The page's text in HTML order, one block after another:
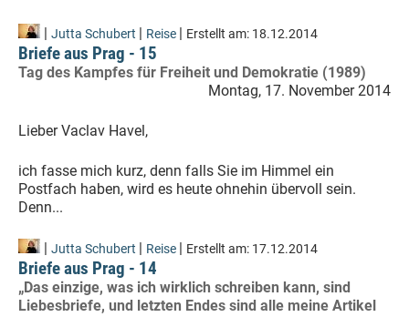
| Jutta Schubert | Reise | Erstellt am: 18.12.2014
Briefe aus Prag - 15
Tag des Kampfes für Freiheit und Demokratie (1989)
Montag, 17. November 2014
Lieber Vaclav Havel,
ich fasse mich kurz, denn falls Sie im Himmel ein
Postfach haben, wird es heute ohnehin übervoll sein.
Denn...
| Jutta Schubert | Reise | Erstellt am: 17.12.2014
Briefe aus Prag - 14
„Das einzige, was ich wirklich schreiben kann, sind
Liebesbriefe, und letzten Endes sind alle meine Artikel